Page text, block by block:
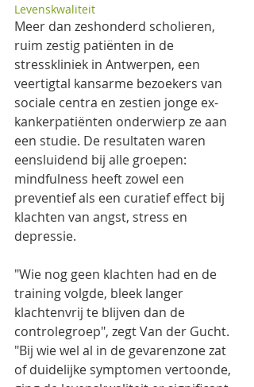
Levenskwaliteit
Meer dan zeshonderd scholieren,
ruim zestig patiënten in de
stresskliniek in Antwerpen, een
veertigtal kansarme bezoekers van
sociale centra en zestien jonge ex-
kankerpatiënten onderwierp ze aan
een studie. De resultaten waren
eensluidend bij alle groepen:
mindfulness heeft zowel een
preventief als een curatief effect bij
klachten van angst, stress en
depressie.
"Wie nog geen klachten had en de
training volgde, bleek langer
klachtenvrij te blijven dan de
controlegroep", zegt Van der Gucht.
"Bij wie wel al in de gevarenzone zat
of duidelijke symptomen vertoonde,